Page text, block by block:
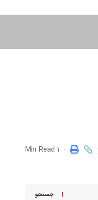
1 Min Read
جستجو